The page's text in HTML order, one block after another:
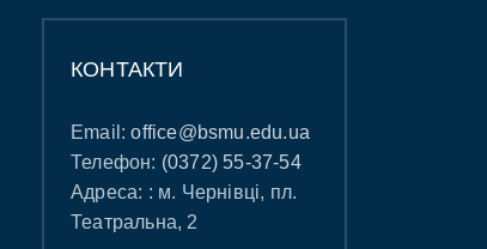
КОНТАКТИ
Email:office@bsmu.edu.ua
Телефон: (0372) 55-37-54
Адреса: : м. Чернівці, пл.
Театральна, 2